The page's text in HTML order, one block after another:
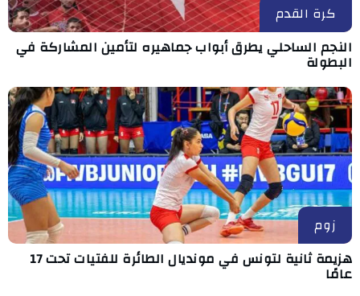
كرة القدم
النجم الساحلي يطرق أبواب جماهيره لتأمين المشاركة في
البطولة
زوم
هزيمة ثانية لتونس في مونديال الطائرة للفتيات تحت 17
عامًا